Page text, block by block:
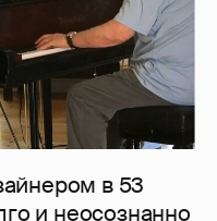
в 53
и неосознанно